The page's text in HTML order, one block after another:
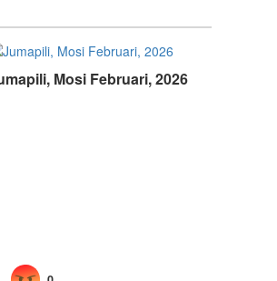
Mosi Februari, 2026